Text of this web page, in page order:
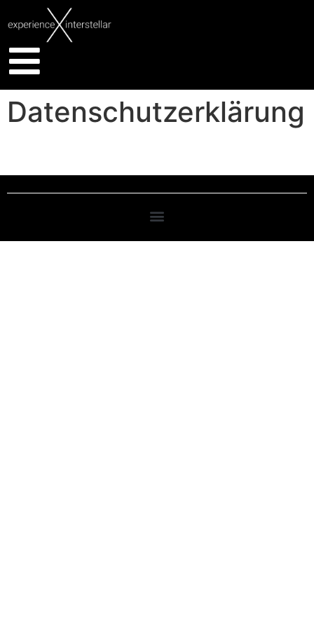
Datenschutzerklärung